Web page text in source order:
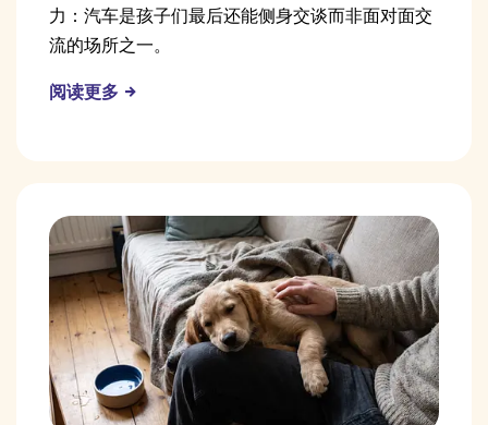
力：汽车是孩子们最后还能侧身交谈而非面对面交
流的场所之一。
阅读更多